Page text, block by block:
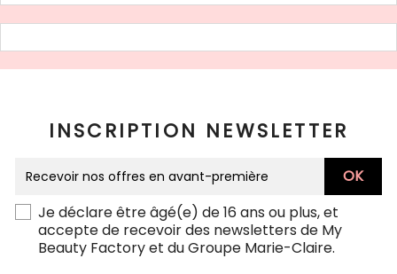
INSCRIPTION NEWSLETTER
Je déclare être âgé(e) de 16 ans ou plus, et
accepte de recevoir des newsletters de My
Beauty Factory et du Groupe Marie-Claire.